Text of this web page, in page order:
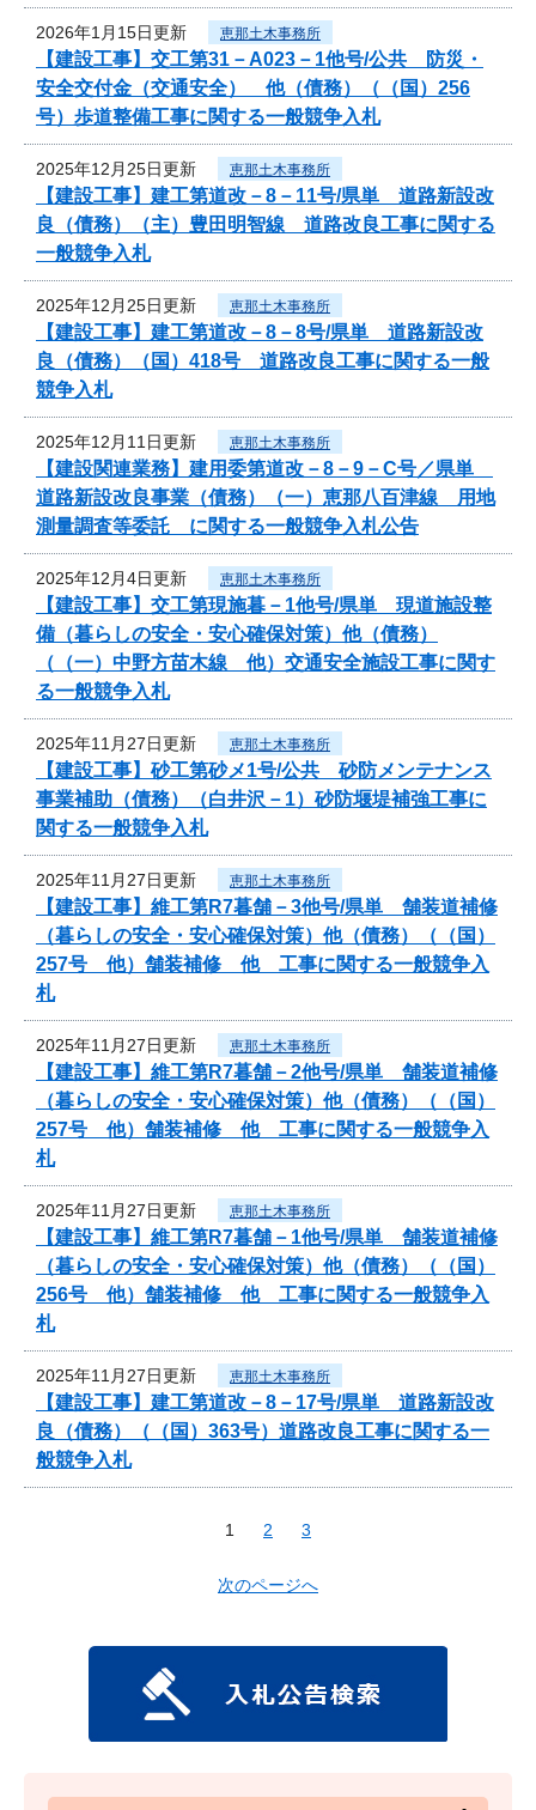
2026年1月15日更新 恵那土木事務所
【建設工事】交工第31－A023－1他号/公共 防災・
安全交付金（交通安全） 他（債務）（（国）256
号）歩道整備工事に関する一般競争入札
2025年12月25日更新 恵那土木事務所
【建設工事】建工第道改－8－11号/県単 道路新設改
良（債務）（主）豊田明智線 道路改良工事に関する
一般競争入札
2025年12月25日更新 恵那土木事務所
【建設工事】建工第道改－8－8号/県単 道路新設改
良（債務）（国）418号 道路改良工事に関する一般
競争入札
2025年12月11日更新 恵那土木事務所
【建設関連業務】建用委第道改－8－9－C号／県単
道路新設改良事業（債務）（一）恵那八百津線 用地
測量調査等委託 に関する一般競争入札公告
2025年12月4日更新 恵那土木事務所
【建設工事】交工第現施暮－1他号/県単 現道施設整
備（暮らしの安全・安心確保対策）他（債務）
（（一）中野方苗木線 他）交通安全施設工事に関す
る一般競争入札
2025年11月27日更新 恵那土木事務所
【建設工事】砂工第砂メ1号/公共 砂防メンテナンス
事業補助（債務）（白井沢－1）砂防堰堤補強工事に
関する一般競争入札
2025年11月27日更新 恵那土木事務所
【建設工事】維工第R7暮舗－3他号/県単 舗装道補修
（暮らしの安全・安心確保対策）他（債務）（（国）
257号 他）舗装補修 他 工事に関する一般競争入
札
2025年11月27日更新 恵那土木事務所
【建設工事】維工第R7暮舗－2他号/県単 舗装道補修
（暮らしの安全・安心確保対策）他（債務）（（国）
257号 他）舗装補修 他 工事に関する一般競争入
札
2025年11月27日更新 恵那土木事務所
【建設工事】維工第R7暮舗－1他号/県単 舗装道補修
（暮らしの安全・安心確保対策）他（債務）（（国）
256号 他）舗装補修 他 工事に関する一般競争入
札
2025年11月27日更新 恵那土木事務所
【建設工事】建工第道改－8－17号/県単 道路新設改
良（債務）（（国）363号）道路改良工事に関する一
般競争入札
1 2 3
次のページへ